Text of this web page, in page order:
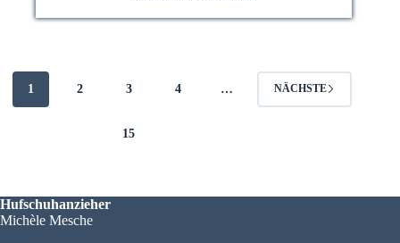
1 2 3 4 …
15
NÄCHSTE
Hufschuhanzieher
Michèle Mesche